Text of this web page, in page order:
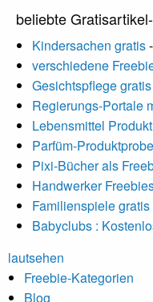
beliebte
Kindersachen gratis
verschiedene
Gesichtspflege
Regierungs-Portale
Lebensmittel
Parfüm-
Pixi-Bücher als
Handwerker
Familienspiele gratis
Babyclubs :
lautsehen
Freebie-Kategorien
Blog